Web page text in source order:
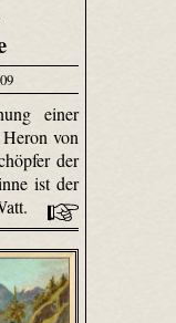
einer
von
der
ist der